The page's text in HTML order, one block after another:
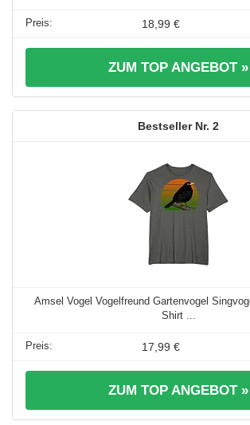
18,99 €
ZUM TOP ANGEBOT »
2
Amsel Vogel Vogelfreund Gartenvogel
Shirt ...
17,99 €
ZUM TOP ANGEBOT »